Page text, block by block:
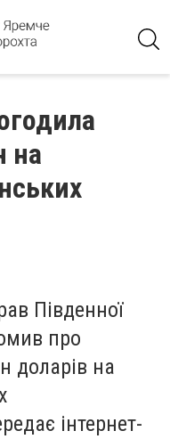
на
Південної
про
доларів на
інтернет-